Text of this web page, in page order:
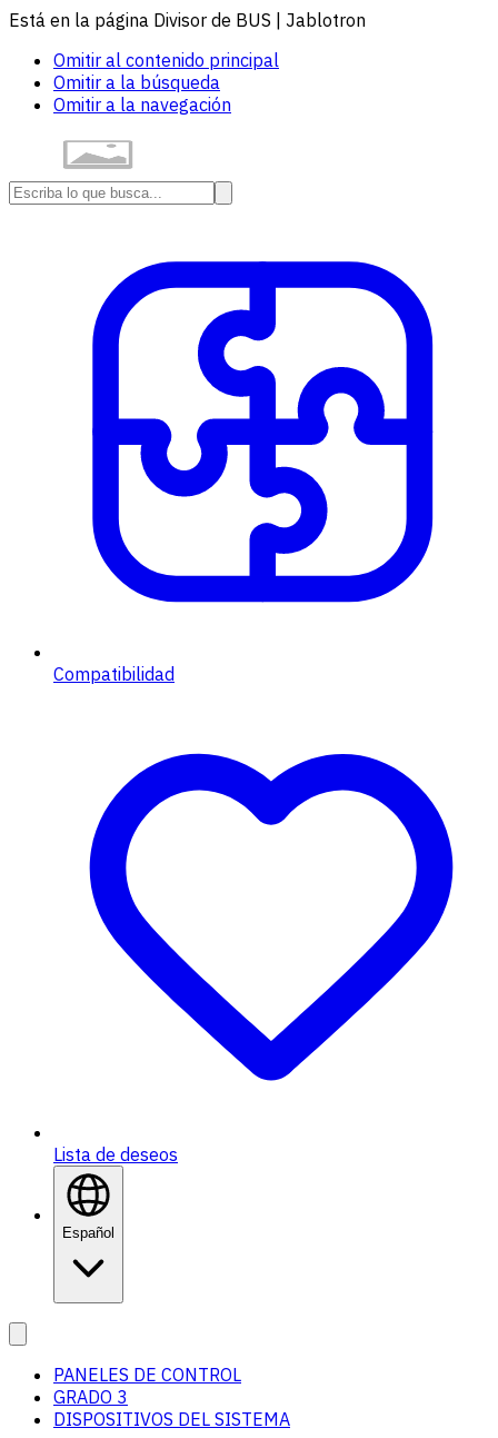
Está en la página Divisor de BUS | Jablotron
Omitir al contenido principal
Omitir a la búsqueda
Omitir a la navegación
Compatibilidad
Lista de deseos
Español
PANELES DE CONTROL
GRADO 3
DISPOSITIVOS DEL SISTEMA